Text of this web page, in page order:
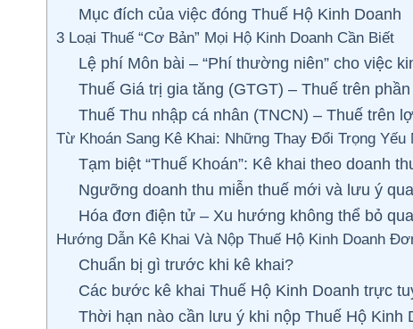
Mục đích của việc đóng Thuế Hộ Kinh Doanh
3 Loại Thuế “Cơ Bản” Mọi Hộ Kinh Doanh Cần Biết
Lệ phí Môn bài – “Phí thường niên” cho việc
Thuế Giá trị gia tăng (GTGT) – Thuế trên
Thuế Thu nhập cá nhân (TNCN) – Thuế trên
Từ Khoán Sang Kê Khai: Những Thay Đổi Trọng
Tạm biệt “Thuế Khoán”: Kê khai theo doanh
Ngưỡng doanh thu miễn thuế mới và lưu ý
Hóa đơn điện tử – Xu hướng không thể bỏ qua
Hướng Dẫn Kê Khai Và Nộp Thuế Hộ Kinh Doanh
Chuẩn bị gì trước khi kê khai?
Các bước kê khai Thuế Hộ Kinh Doanh trực
Thời hạn nào cần lưu ý khi nộp Thuế Hộ Kinh